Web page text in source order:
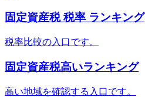
固定資産税 税率 ランキング
税率比較の入口です。
固定資産税高いランキング
高い地域を確認する入口です。